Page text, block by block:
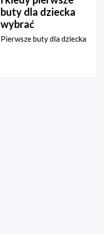
buty dla dziecka
wybrać
Pierwsze buty dla dziecka